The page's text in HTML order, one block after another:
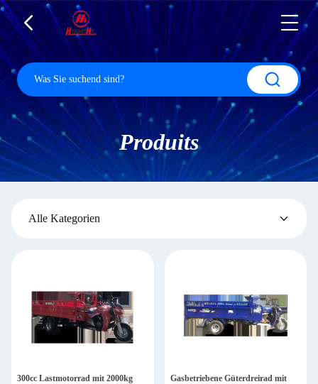
Produits
Alle Kategorien
300cc Lastmotorrad mit 2000kg
Gasbetriebene Güterdreirad mit